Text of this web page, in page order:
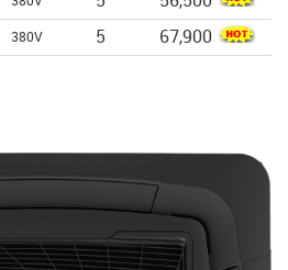
380V 5 67,900